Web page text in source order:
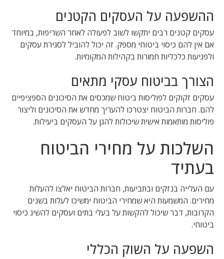
ההשפעה על העסקים הקטנים
עסקים קטנים רבים יתקשו לשוב לפעולה לאחר השריפות, במיוחד
אם אין להם כיסוי ביטוחי מספק. זה יכול להוביל לסגירת עסקים
ולפגיעות כלכליות חמורות בקהילות המקומיות.
הצורך בביטוח עסקי מתאים
עסקים זקוקים לפוליסות ביטוח שמכסים את הסיכונים הספציפיים
להם. חברות הביטוח יצטרכו להעריך מחדש את הסיכונים וליצור
פוליסות מותאמות אישית שיכולות להגן על העסקים ביעילות.
השלכות על מחירי הביטוח
בעתיד
עם העלייה בנזקים ובתביעות, חברות הביטוח יאלצו להעלות
מחירים. המשמעות היא שמחירי הביטוח ימשיכו לעלות בשנים
הקרובות, דבר שיכול להקשות על בעלי בתים ועסקים להשיג כיסוי
ביטוחי.
השפעה על השוק הכללי